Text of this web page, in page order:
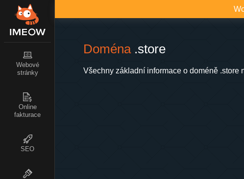
Webové
stránky
Online
fakturace
SEO
Doména.store
Všechny základní informace o doméně .store